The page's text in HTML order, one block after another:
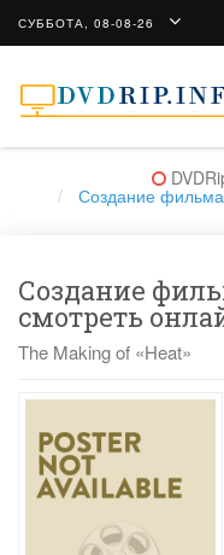
СУББОТА, 08-08-26
Создание
Создание
смотреть
The Making of «Heat»